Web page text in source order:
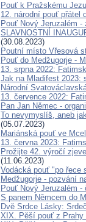
Pouť k Pražskému
12. národní pouť přátel
Pouť Nový Jeruzalém -
SLAVNOSTNÍ
(30.08.2023)
Poutní místo Vřesová
Pouť do Medžugorje -
13. srpna 2022:
Jak na Mladifest 2023:
Národní
13. července 2022:
Pan Jan Němec -
To nevymyslíš, aneb
(05.07.2023)
Mariánská pouť ve
13. června 2023:
Prožijte 42. výročí
(11.06.2023)
Vodácká pouť "po řece
Medžugorje - pozvání
Pouť Nový Jeruzalém -
S panem Němcem do
Dvě Srdce Lásky:
XIX. Pěší pouť z Prahy